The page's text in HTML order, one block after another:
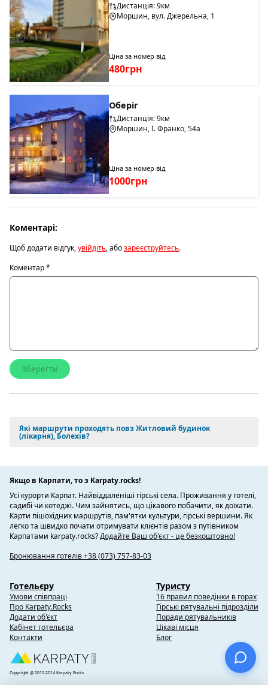
Дистанція: 9км
Моршин, вул. Джерельна, 1
Ціна за номер від
480грн
Оберіг
Дистанція: 9км
Моршин, І. Франко, 54а
Ціна за номер від
1000грн
Коментарі:
Щоб додати відгук,увійдіть, абозареєструйтесь.
Коментар*
Які маршрути проходять повз Житловий будинок
(лікарня), Болехів?
Якщо в Карпати, то з Karpaty.rocks!
Усі курорти Карпат. Найвіддаленіші гірські села. Проживання у готелі,
садибі чи котеджі. Чим зайнятись, що цікавого побачити, як доїхати.
Карти пішохідних маршрутів, пам'ятки культури, гірські вершини. Як
легко та швидко почати отримувати клієнтів разом з путівником
Карпатами karpaty.rocks?Додайте Ваш об'єкт - це безкоштовно!
Бронювання готелів +38 (073) 757-83-03
Готельєру
Умови співпраці
Про Karpaty.Rocks
Додати об'єкт
Кабінет готельєра
Контакти
Туристу
16 правил поведінки в горах
Гірські рятувальні підрозділи
Поради рятувальників
Цікаві місця
Блог
Copyright @ 2010-2014 Karpaty.Rocks